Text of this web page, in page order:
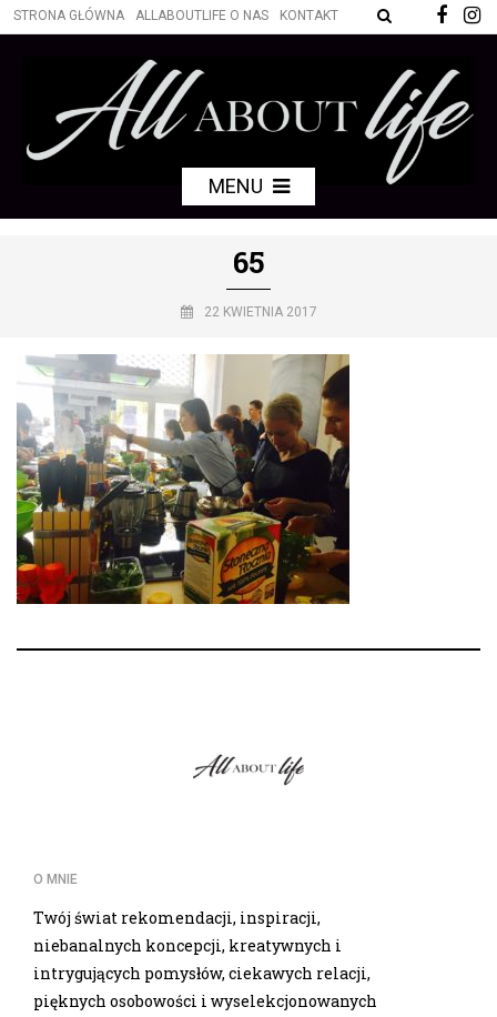
STRONA GŁÓWNA ALLABOUTLIFE O NAS KONTAKT
MENU
65
22 KWIETNIA 2017
O MNIE
Twój świat rekomendacji, inspiracji,
niebanalnych koncepcji, kreatywnych i
intrygujących pomysłów, ciekawych relacji,
pięknych osobowości i wyselekcjonowanych